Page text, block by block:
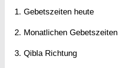
Gebetszeiten heute
Monatlichen Gebetszeiten
Qibla Richtung